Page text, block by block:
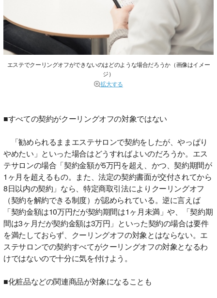
エステでクーリングオフができないのはどのような場合だろうか（画像はイメー
ジ）
拡大する
■すべての契約がクーリングオフの対象ではない
「勧められるままエステサロンで契約をしたが、やっぱり
やめたい」といった場合はどうすればよいのだろうか。エス
テサロンの場合「契約金額が5万円を超え、かつ、契約期間が
1ヶ月を超えるもの。また、法定の契約書面が交付されてから
8日以内の契約」なら、特定商取引法によりクーリングオフ
（契約を解約できる制度）が認められている。逆に言えば
「契約金額は10万円だが契約期間は1ヶ月未満」や、「契約期
間は3ヶ月だが契約金額は3万円」といった契約の場合は要件
を満たしておらず、クーリングオフの対象とはならない。エ
ステサロンでの契約すべてがクーリングオフの対象となるわ
けではないので十分に気を付けよう。
■化粧品などの関連商品が対象になることも